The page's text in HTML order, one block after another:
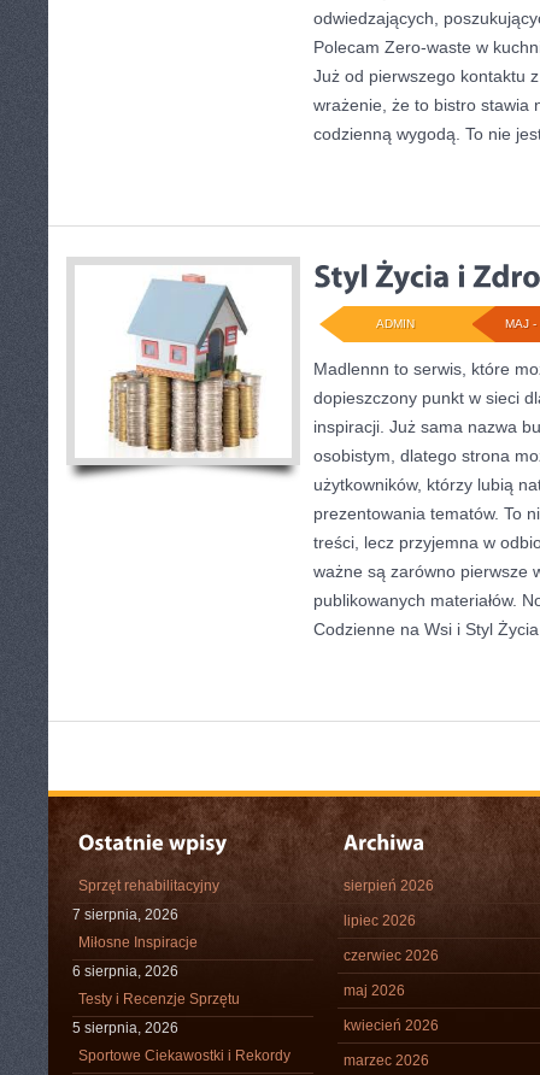
odwiedzających,
Polecam Zero-waste w
Już od pierwszego kontaktu
wrażenie, że to bistro stawia
codzienną wygodą. To nie
MAJ -
ADMIN
Madlennn to serwis, które
dopieszczony punkt w sieci
inspiracji. Już sama nazwa
osobistym, dlatego strona
użytkowników, którzy lubią
prezentowania tematów. To
treści, lecz przyjemna w
ważne są zarówno pierwsze
publikowanych materiałów.
Codzienne na Wsi i Styl Życia
Sprzęt rehabilitacyjny
7 sierpnia, 2026
Miłosne Inspiracje
6 sierpnia, 2026
Testy i Recenzje Sprzętu
5 sierpnia, 2026
Sportowe Ciekawostki i Rekordy
sierpień 2026
lipiec 2026
czerwiec 2026
maj 2026
kwiecień 2026
marzec 2026